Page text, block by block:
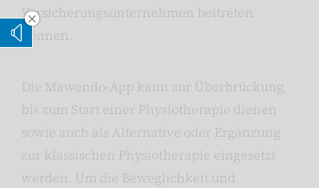
Versicherungsunternehmen beitreten
können.
Die Mawendo-App kann zur Überbrückung
bis zum Start einer Physiotherapie dienen
sowie auch als Alternative oder Ergänzung
zur klassischen Physiotherapie eingesetzt
werden. Um die Beweglichkeit und
Vorleseoption verstecken
Vorlesen